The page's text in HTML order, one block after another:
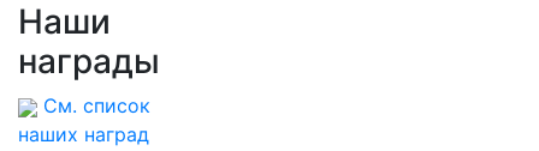
Наши
награды
См. список
наших наград